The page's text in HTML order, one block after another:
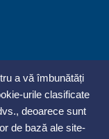
a vă îmbunătăți
urile clasificate
deoarece sunt
de bază ale site-